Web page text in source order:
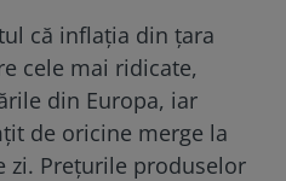
că inflația din țara
cele mai ridicate,
din Europa, iar
de oricine merge la
zi. Prețurile produselor